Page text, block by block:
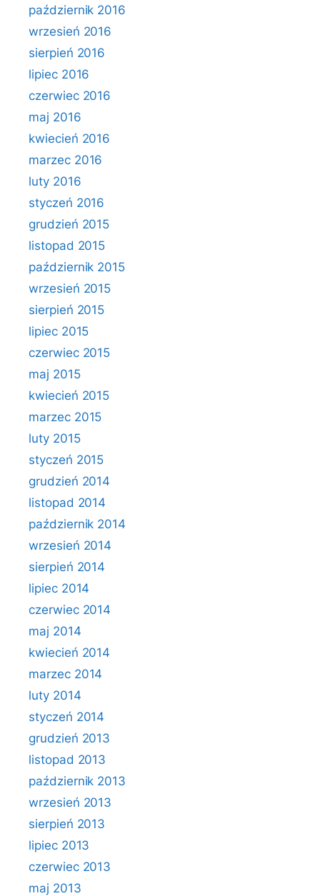
październik 2016
wrzesień 2016
sierpień 2016
lipiec 2016
czerwiec 2016
maj 2016
kwiecień 2016
marzec 2016
luty 2016
styczeń 2016
grudzień 2015
listopad 2015
październik 2015
wrzesień 2015
sierpień 2015
lipiec 2015
czerwiec 2015
maj 2015
kwiecień 2015
marzec 2015
luty 2015
styczeń 2015
grudzień 2014
listopad 2014
październik 2014
wrzesień 2014
sierpień 2014
lipiec 2014
czerwiec 2014
maj 2014
kwiecień 2014
marzec 2014
luty 2014
styczeń 2014
grudzień 2013
listopad 2013
październik 2013
wrzesień 2013
sierpień 2013
lipiec 2013
czerwiec 2013
maj 2013